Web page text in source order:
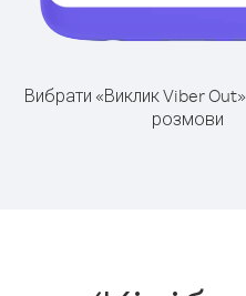
Вибрати «Виклик Viber
розмови